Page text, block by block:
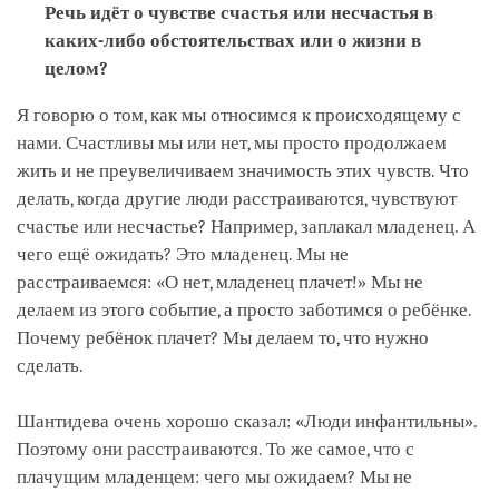
Речь идёт о чувстве счастья или несчастья в
каких-либо обстоятельствах или о жизни в
целом?
Я говорю о том, как мы относимся к происходящему с
нами. Счастливы мы или нет, мы просто продолжаем
жить и не преувеличиваем значимость этих чувств. Что
делать, когда другие люди расстраиваются, чувствуют
счастье или несчастье? Например, заплакал младенец. А
чего ещё ожидать? Это младенец. Мы не
расстраиваемся: «О нет, младенец плачет!» Мы не
делаем из этого событие, а просто заботимся о ребёнке.
Почему ребёнок плачет? Мы делаем то, что нужно
сделать.
Шантидева очень хорошо сказал: «Люди инфантильны».
Поэтому они расстраиваются. То же самое, что с
плачущим младенцем: чего мы ожидаем? Мы не